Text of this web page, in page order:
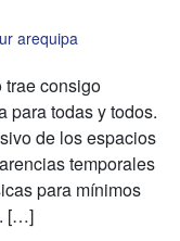
arequipa
trae consigo
para todas y todos.
de los espacios
temporales
para mínimos
[…]